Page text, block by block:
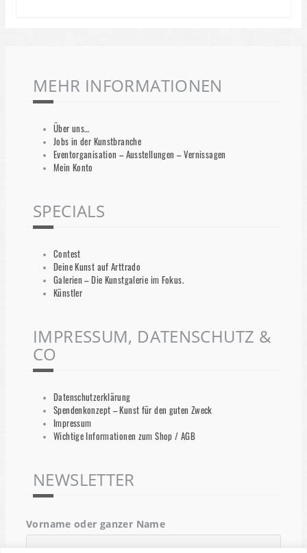
MEHR INFORMATIONEN
Über uns…
Jobs in der Kunstbranche
Eventorganisation – Ausstellungen – Vernissagen
Mein Konto
SPECIALS
Contest
Deine Kunst auf Arttrado
Galerien – Die Kunstgalerie im Fokus.
Künstler
IMPRESSUM, DATENSCHUTZ &
CO
Datenschutzerklärung
Spendenkonzept – Kunst für den guten Zweck
Impressum
Wichtige Informationen zum Shop / AGB
NEWSLETTER
Vorname oder ganzer Name